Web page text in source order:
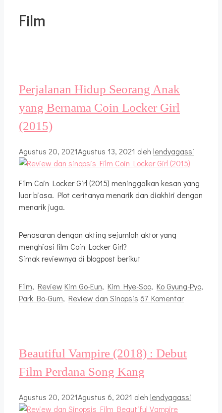
Film
Perjalanan Hidup Seorang Anak
yang Bernama Coin Locker Girl
(2015)
Agustus 20, 2021Agustus 13, 2021 oleh lendyagassi
Film Coin Locker Girl (2015) meninggalkan kesan yang
luar biasa. Plot ceritanya menarik dan diakhiri dengan
menarik juga.
Penasaran dengan akting sejumlah aktor yang
menghiasi film Coin Locker Girl?
Simak reviewnya di blogpost berikut
Kategori
Film, Review Tag
Kim Go-Eun, Kim Hye-Soo, Ko Gyung-Pyo,
Park Bo-Gum, Review dan Sinopsis 67 Komentar
Beautiful Vampire (2018) : Debut
Film Perdana Song Kang
Agustus 20, 2021Agustus 6, 2021 oleh lendyagassi